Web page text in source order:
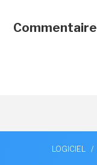
Commentaire
LOGICIEL /